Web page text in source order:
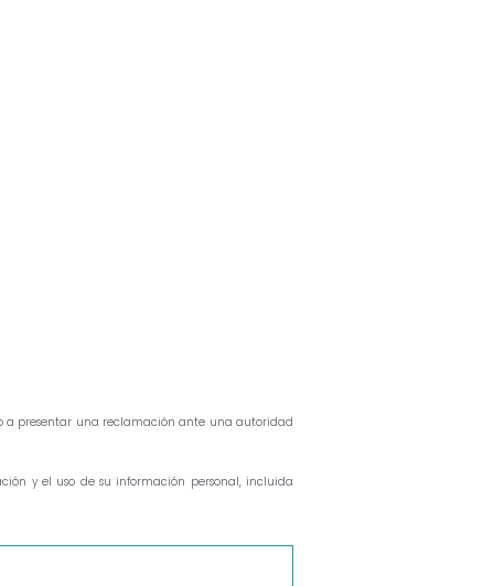
a presentar una reclamación ante una autoridad
y el uso de su información personal, incluida